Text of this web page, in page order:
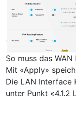
So muss das
Mit «Apply»
Die LAN Interface
unter Punkt «4.1.2